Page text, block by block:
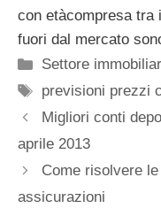
con etàcompresa tra
fuori dal mercato
Categorie
Settore
Tag
previsioni prezzi
Migliori conti
aprile 2013
Come risolvere
assicurazioni